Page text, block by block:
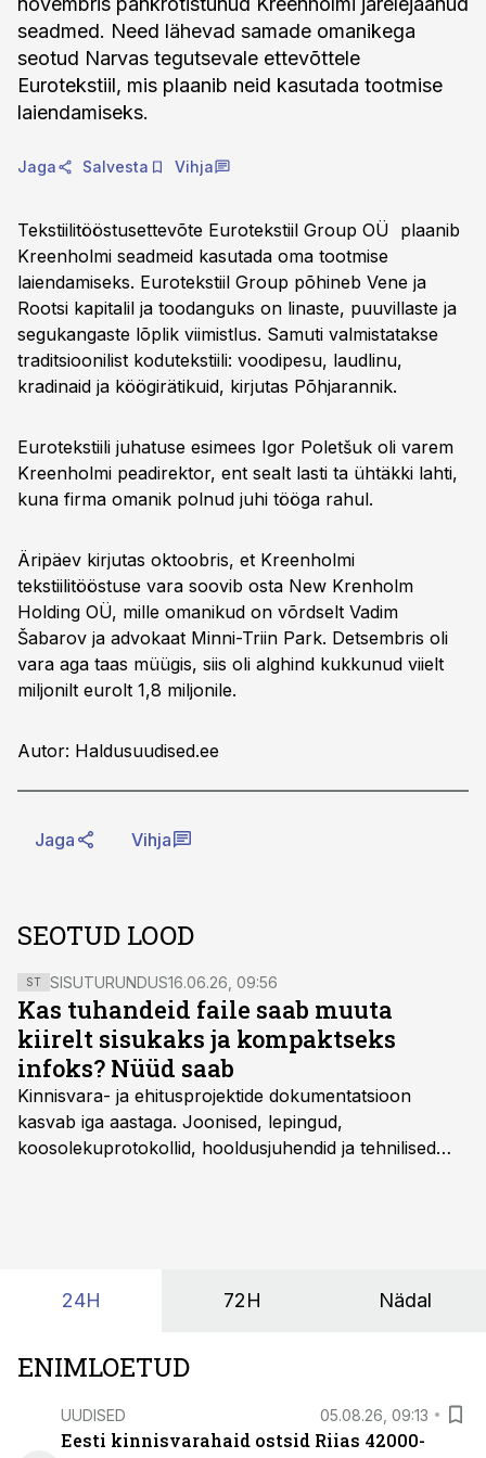
seadmed. Need lähevad samade omanikega
seotud Narvas tegutsevale ettevõttele
Eurotekstiil, mis plaanib neid kasutada tootmise
laiendamiseks.
Jaga Salvesta Vihja
Tekstiilitööstusettevõte Eurotekstiil Group OÜ plaanib
Kreenholmi seadmeid kasutada oma tootmise
laiendamiseks. Eurotekstiil Group põhineb Vene ja
Rootsi kapitalil ja toodanguks on linaste, puuvillaste ja
segukangaste lõplik viimistlus. Samuti valmistatakse
traditsioonilist kodutekstiili: voodipesu, laudlinu,
kradinaid ja köögirätikuid, kirjutas Põhjarannik.
Eurotekstiili juhatuse esimees Igor Poletšuk oli varem
Kreenholmi peadirektor, ent sealt lasti ta ühtäkki lahti,
kuna firma omanik polnud juhi tööga rahul.
Äripäev kirjutas oktoobris, et Kreenholmi
tekstiilitööstuse vara soovib osta New Krenholm
Holding OÜ, mille omanikud on võrdselt Vadim
Šabarov ja advokaat Minni-Triin Park. Detsembris oli
vara aga taas müügis, siis oli alghind kukkunud viielt
miljonilt eurolt 1,8 miljonile.
Autor: Haldusuudised.ee
Jaga Vihja
SEOTUD LOOD
ST SISUTURUNDUS16.06.26, 09:56
Kas tuhandeid faile saab muuta
kiirelt sisukaks ja kompaktseks
infoks? Nüüd saab
Kinnisvara- ja ehitusprojektide dokumentatsioon
kasvab iga aastaga. Joonised, lepingud,
koosolekuprotokollid, hooldusjuhendid ja tehnilised
24H 72H Nädal
ENIMLOETUD
UUDISED 05.08.26, 09:13
Eesti kinnisvarahaid ostsid Riias 42000-